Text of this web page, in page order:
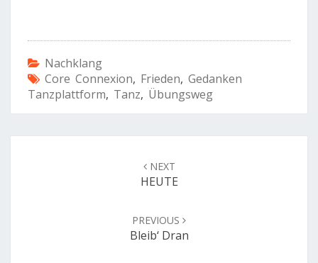
Nachklang
Core Connexion, Frieden, Gedanken
Tanzplattform, Tanz, Übungsweg
NEXT
HEUTE
PREVIOUS
Bleib‘ Dran